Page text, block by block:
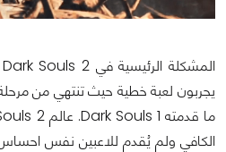
يجربون لعبة خطية حيث تنتهي من
الكافي ولم يُقدم للاعبين نفس احساس